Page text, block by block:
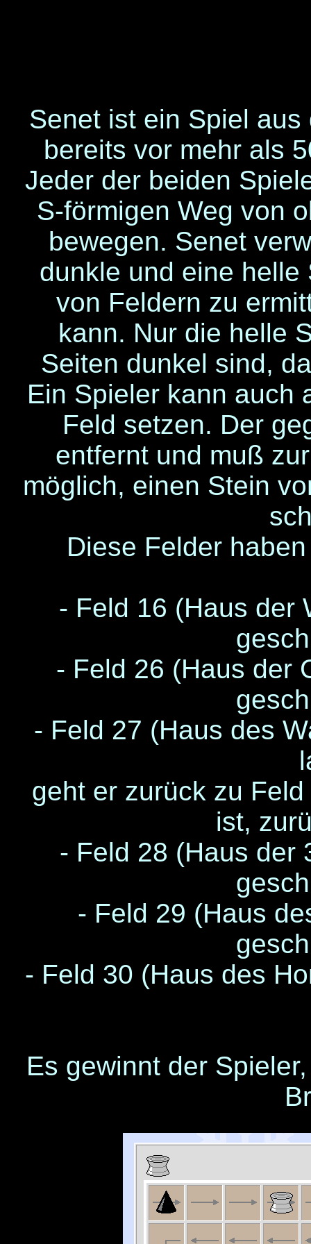
Senet ist ein Spiel
bereits vor mehr als
Jeder der beiden
S-förmigen Weg von
bewegen. Senet
dunkle und eine helle
von Feldern zu
kann. Nur die helle
Seiten dunkel sind,
Ein Spieler kann auch
Feld setzen. Der
entfernt und muß
möglich, einen Stein
Diese Felder
- Feld 16 (Haus der
- Feld 26 (Haus der
- Feld 27 (Haus des
geht er zurück zu
ist,
- Feld 28 (Haus der
- Feld 29 (Haus
- Feld 30 (Haus des
Es gewinnt der